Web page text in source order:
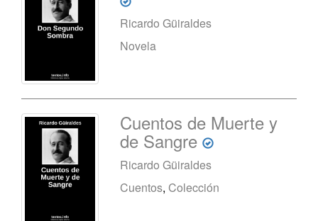
Ricardo Güiraldes
Novela
Cuentos de Muerte y
de Sangre
Ricardo Güiraldes
Cuentos, Colección